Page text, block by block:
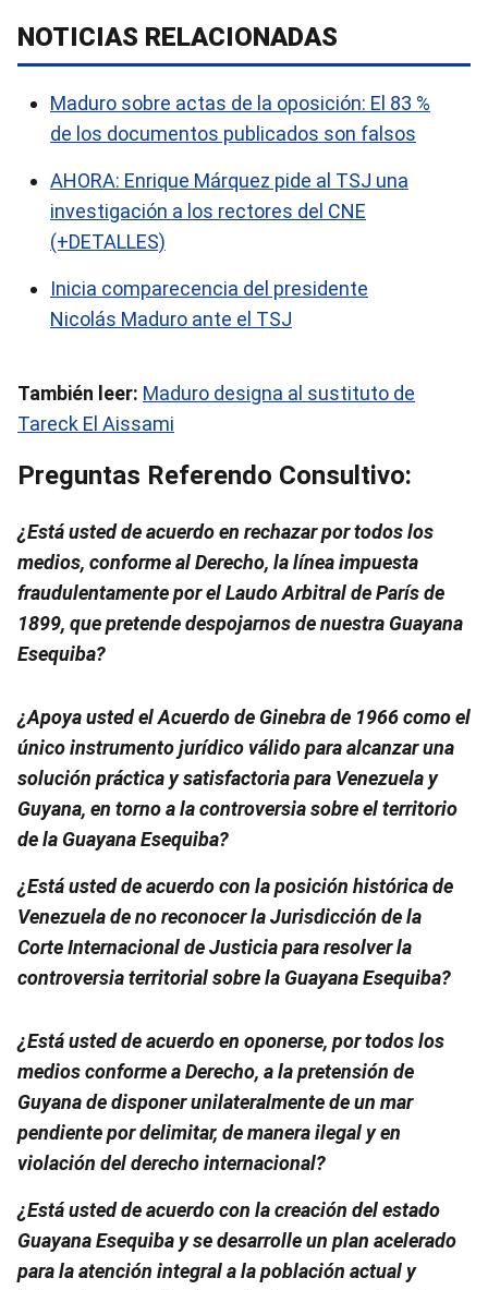
NOTICIAS RELACIONADAS
Maduro sobre actas de la oposición: El 83 %
de los documentos publicados son falsos
AHORA: Enrique Márquez pide al TSJ una
investigación a los rectores del CNE
(+DETALLES)
Inicia comparecencia del presidente
Nicolás Maduro ante el TSJ
También leer: Maduro designa al sustituto de
Tareck El Aissami
Preguntas Referendo Consultivo:
¿Está usted de acuerdo en rechazar por todos los
medios, conforme al Derecho, la línea impuesta
fraudulentamente por el Laudo Arbitral de París de
1899, que pretende despojarnos de nuestra Guayana
Esequiba?
¿Apoya usted el Acuerdo de Ginebra de 1966 como el
único instrumento jurídico válido para alcanzar una
solución práctica y satisfactoria para Venezuela y
Guyana, en torno a la controversia sobre el territorio
de la Guayana Esequiba?
¿Está usted de acuerdo con la posición histórica de
Venezuela de no reconocer la Jurisdicción de la
Corte Internacional de Justicia para resolver la
controversia territorial sobre la Guayana Esequiba?
¿Está usted de acuerdo en oponerse, por todos los
medios conforme a Derecho, a la pretensión de
Guyana de disponer unilateralmente de un mar
pendiente por delimitar, de manera ilegal y en
violación del derecho internacional?
¿Está usted de acuerdo con la creación del estado
Guayana Esequiba y se desarrolle un plan acelerado
para la atención integral a la población actual y